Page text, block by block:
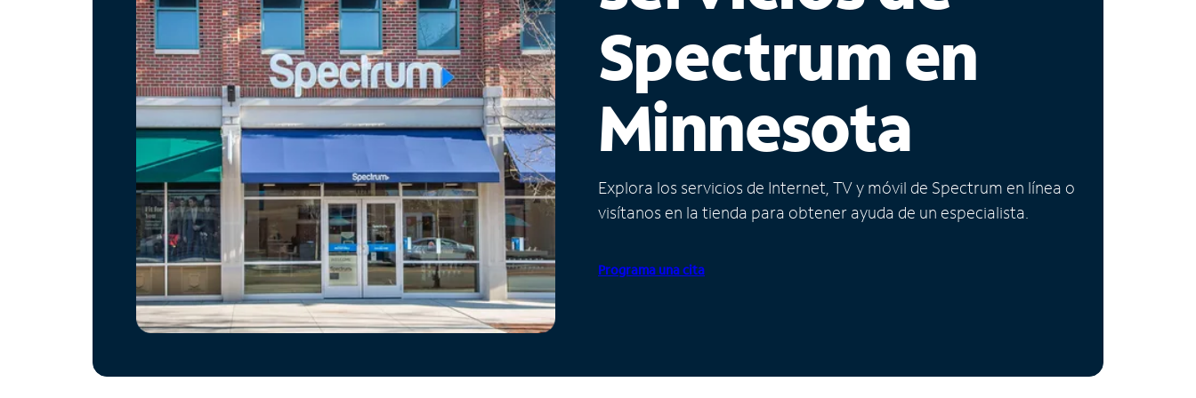
Spectrum en
Minnesota
Explora los servicios de Internet, TV y móvil de Spectrum en línea o
visítanos en la tienda para obtener ayuda de un especialista.
Programa una cita